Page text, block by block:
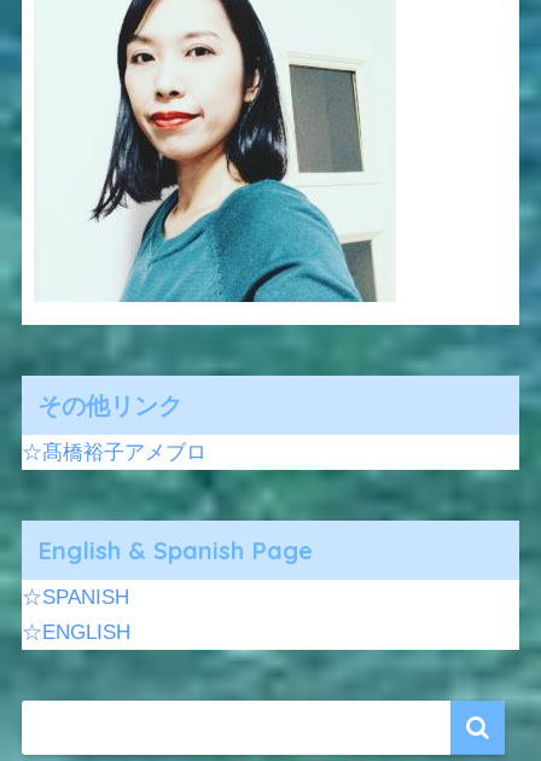
その他リンク
☆髙橋裕子アメブロ
English & Spanish Page
☆SPANISH
☆ENGLISH